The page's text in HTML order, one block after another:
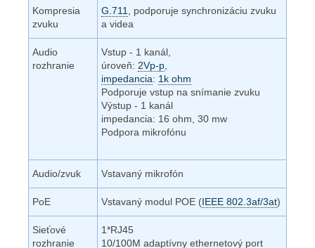
Kompresia
zvuku
G.711
, podporuje synchronizáciu zvuku
a videa
Audio
rozhranie
Vstup - 1 kanál,
úroveň: 2Vp-p
impedancia: 1k ohm
Podporuje vstup na snímanie zvuku
Výstup - 1 kanál
impedancia: 16 ohm, 30 mw
Podpora mikrofónu
Audio/zvuk Vstavaný mikrofón
PoE Vstavaný modul POE (IEEE 802.3af/3at)
Sieťové
rozhranie
1*RJ45
10/100M adaptívny ethernetový port